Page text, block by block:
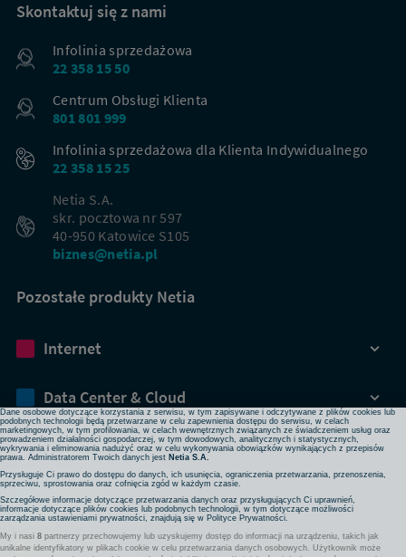
Skontaktuj się z nami
Infolinia sprzedażowa
22 358 15 50
Centrum Obsługi Klienta
801 801 999
Infolinia sprzedażowa dla Klienta Indywidualnego
22 358 15 25
Netia S.A.
skr. pocztowa nr 597
40-950 Katowice S105
biznes@netia.pl
Pozostałe produkty Netia
Internet
Data Center & Cloud
Bezpieczeństwo
Rozwiązania sieciowe
Komunikacja
My i nasi 8 partnerzy przechowujemy lub uzyskujemy dostęp do informacji na urządzeniu, takich jak
unikalne identyfikatory w plikach cookie w celu przetwarzania danych osobowych. Użytkownik może
Używamy plików cookies lub podobnych technologii w celu zapewnienia Ci dostępu do serwisu,
usprawniania jego działania, profilowania i wyświetlania treści dopasowanych do Twoich potrzeb. W
może spowodować brak dostępu do niektórych funkcji serwisu.
Dane osobowe dotyczące korzystania z serwisu, w tym zapisywane i odczytywane z plików cookies lub
podobnych technologii będą przetwarzane w celu zapewnienia dostępu do serwisu, w celach
marketingowych, w tym profilowania, w celach wewnętrznych związanych ze świadczeniem usług oraz
prowadzeniem działalności gospodarczej, w tym dowodowych, analitycznych i statystycznych,
wykrywania i eliminowania nadużyć oraz w celu wykonywania obowiązków wynikających z przepisów
prawa. Administratorem Twoich danych jest Netia S.A.
Przysługuje Ci prawo do dostępu do danych, ich usunięcia, ograniczenia przetwarzania, przenoszenia,
sprzeciwu, sprostowania oraz cofnięcia zgód w każdym czasie.
Szczegółowe informacje dotyczące przetwarzania danych oraz przysługujących Ci uprawnień,
informacje dotyczące plików cookies lub podobnych technologii, w tym dotyczące możliwości
zarządzania ustawieniami prywatności, znajdują się w Polityce Prywatności.